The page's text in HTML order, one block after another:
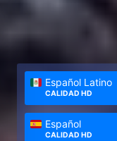
Español Latino
CALIDAD HD
Español
CALIDAD HD